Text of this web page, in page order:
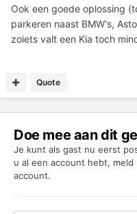
Ook een goede oplossing
parkeren naast BMW's,
zoiets valt een Kia toch
Quote
Doe mee aan dit
Je kunt als gast nu eerst
u al een account hebt, meld
account.